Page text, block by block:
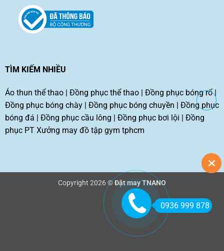
TÌM KIẾM NHIỀU
Áo thun thể thao| Đồng phục thể thao| Đồng phục bóng rổ|
Đồng phục bóng chày| Đồng phục bóng chuyền
Đồng phục
bóng đá
Đồng phục cầu lông Đồng phục bơi lội
Đồng
phục PT Xưởng may đồ tập gym tphcm
Copyright 2026 ©Đặt may TNANO
0936 999 878